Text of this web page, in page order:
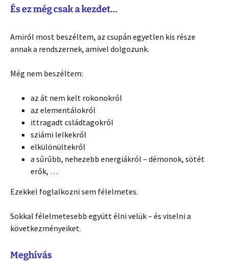
És ez még csak a kezdet…
Amiről most beszéltem, az csupán egyetlen kis része
annak a rendszernek, amivel dolgozunk.
Még nem beszéltem:
az át nem kelt rokonokról
az elementálokról
ittragadt csládtagokról
sziámi lelkekről
elkülönültekről
a sűrűbb, nehezebb energiákról – démonok, sötét
erők, …
Ezekkel foglalkozni sem félelmetes.
Sokkal félelmetesebb együtt élni velük – és viselni a
következményeiket.
Meghívás